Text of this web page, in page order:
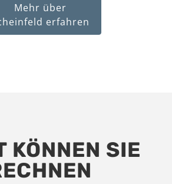
Mehr über
erfahren
KÖNNEN SIE